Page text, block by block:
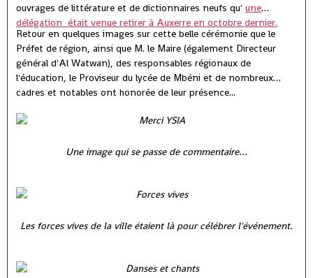
ouvrages de littérature et de dictionnaires neufs qu' une
délégation était venue retirer à Auxerre en octobre dernier.
Retour en quelques images sur cette belle cérémonie que le
Préfet de région, ainsi que M. le Maire (également Directeur
général d'Al Watwan), des responsables régionaux de
l'éducation, le Proviseur du lycée de Mbéni et de nombreux
cadres et notables ont honorée de leur présence...
Une image qui se passe de commentaire...
Les forces vives de la ville étaient là pour célébrer l'événement.